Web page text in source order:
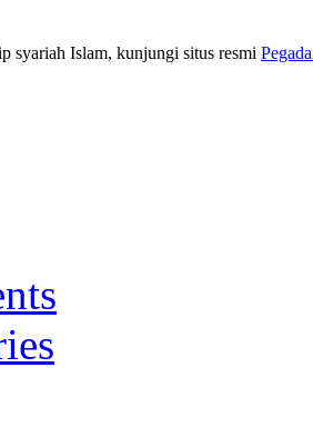
syariah Islam, kunjungi situs resmi
sesuai kaidah Islam, kunjungi situs resmi